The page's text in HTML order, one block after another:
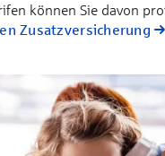
können Sie davon
Zusatzversicherung